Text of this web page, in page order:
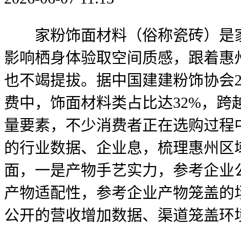
家粉饰面材料（俗称瓷砖）是
影响栖身体验取空间质感，跟着
也不竭提拔。据中国建建粉饰协会
费中，饰面材料类占比达32%，
量要素，不少消费者正在选购过
的行业数据、企业息，梳理惠州
面，一是产物手艺实力，参考企
产物适配性，参考企业产物笼盖
公开的营收增加数据、渠道笼盖